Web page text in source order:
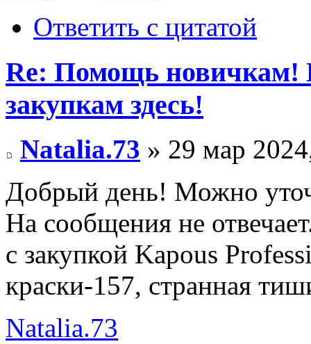
Ответить с цитатой
Re: Помощь новичкам!
закупкам здесь!
Natalia.73 » 29 мар
Добрый день! Можно
На сообщения не
с закупкой Kapous
краски-157, странная
Natalia.73